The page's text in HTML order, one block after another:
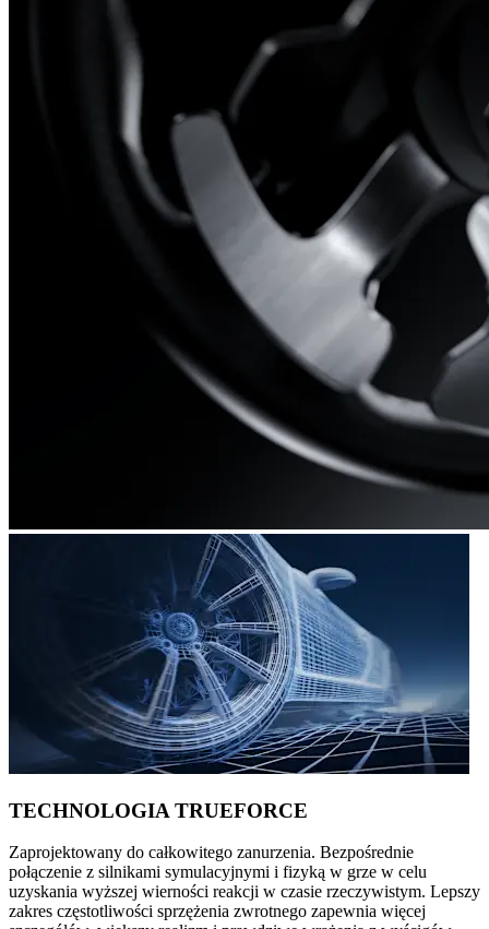
TECHNOLOGIA TRUEFORCE
Zaprojektowany do całkowitego zanurzenia. Bezpośrednie
połączenie z silnikami symulacyjnymi i fizyką w grze w celu
uzyskania wyższej wierności reakcji w czasie rzeczywistym. Lepszy
zakres częstotliwości sprzężenia zwrotnego zapewnia więcej